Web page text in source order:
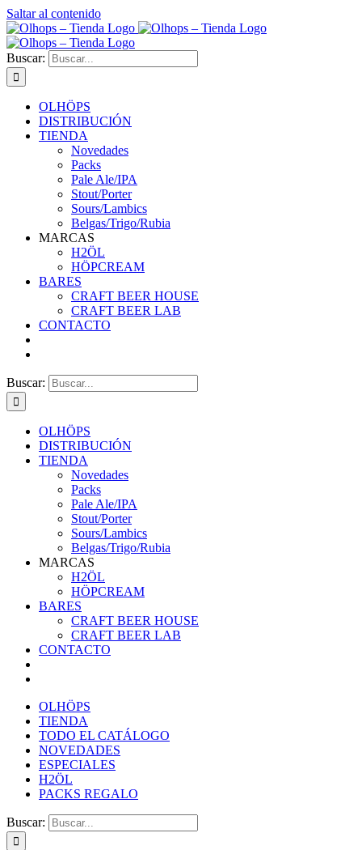
Saltar al contenido
Buscar:
OLHÖPS
DISTRIBUCIÓN
TIENDA
Novedades
Packs
Pale Ale/IPA
Stout/Porter
Sours/Lambics
Belgas/Trigo/Rubia
MARCAS
H2ÖL
HÖPCREAM
BARES
CRAFT BEER HOUSE
CRAFT BEER LAB
CONTACTO
Buscar:
OLHÖPS
DISTRIBUCIÓN
TIENDA
Novedades
Packs
Pale Ale/IPA
Stout/Porter
Sours/Lambics
Belgas/Trigo/Rubia
MARCAS
H2ÖL
HÖPCREAM
BARES
CRAFT BEER HOUSE
CRAFT BEER LAB
CONTACTO
OLHÖPS
TIENDA
TODO EL CATÁLOGO
NOVEDADES
ESPECIALES
H2ÖL
PACKS REGALO
Buscar: